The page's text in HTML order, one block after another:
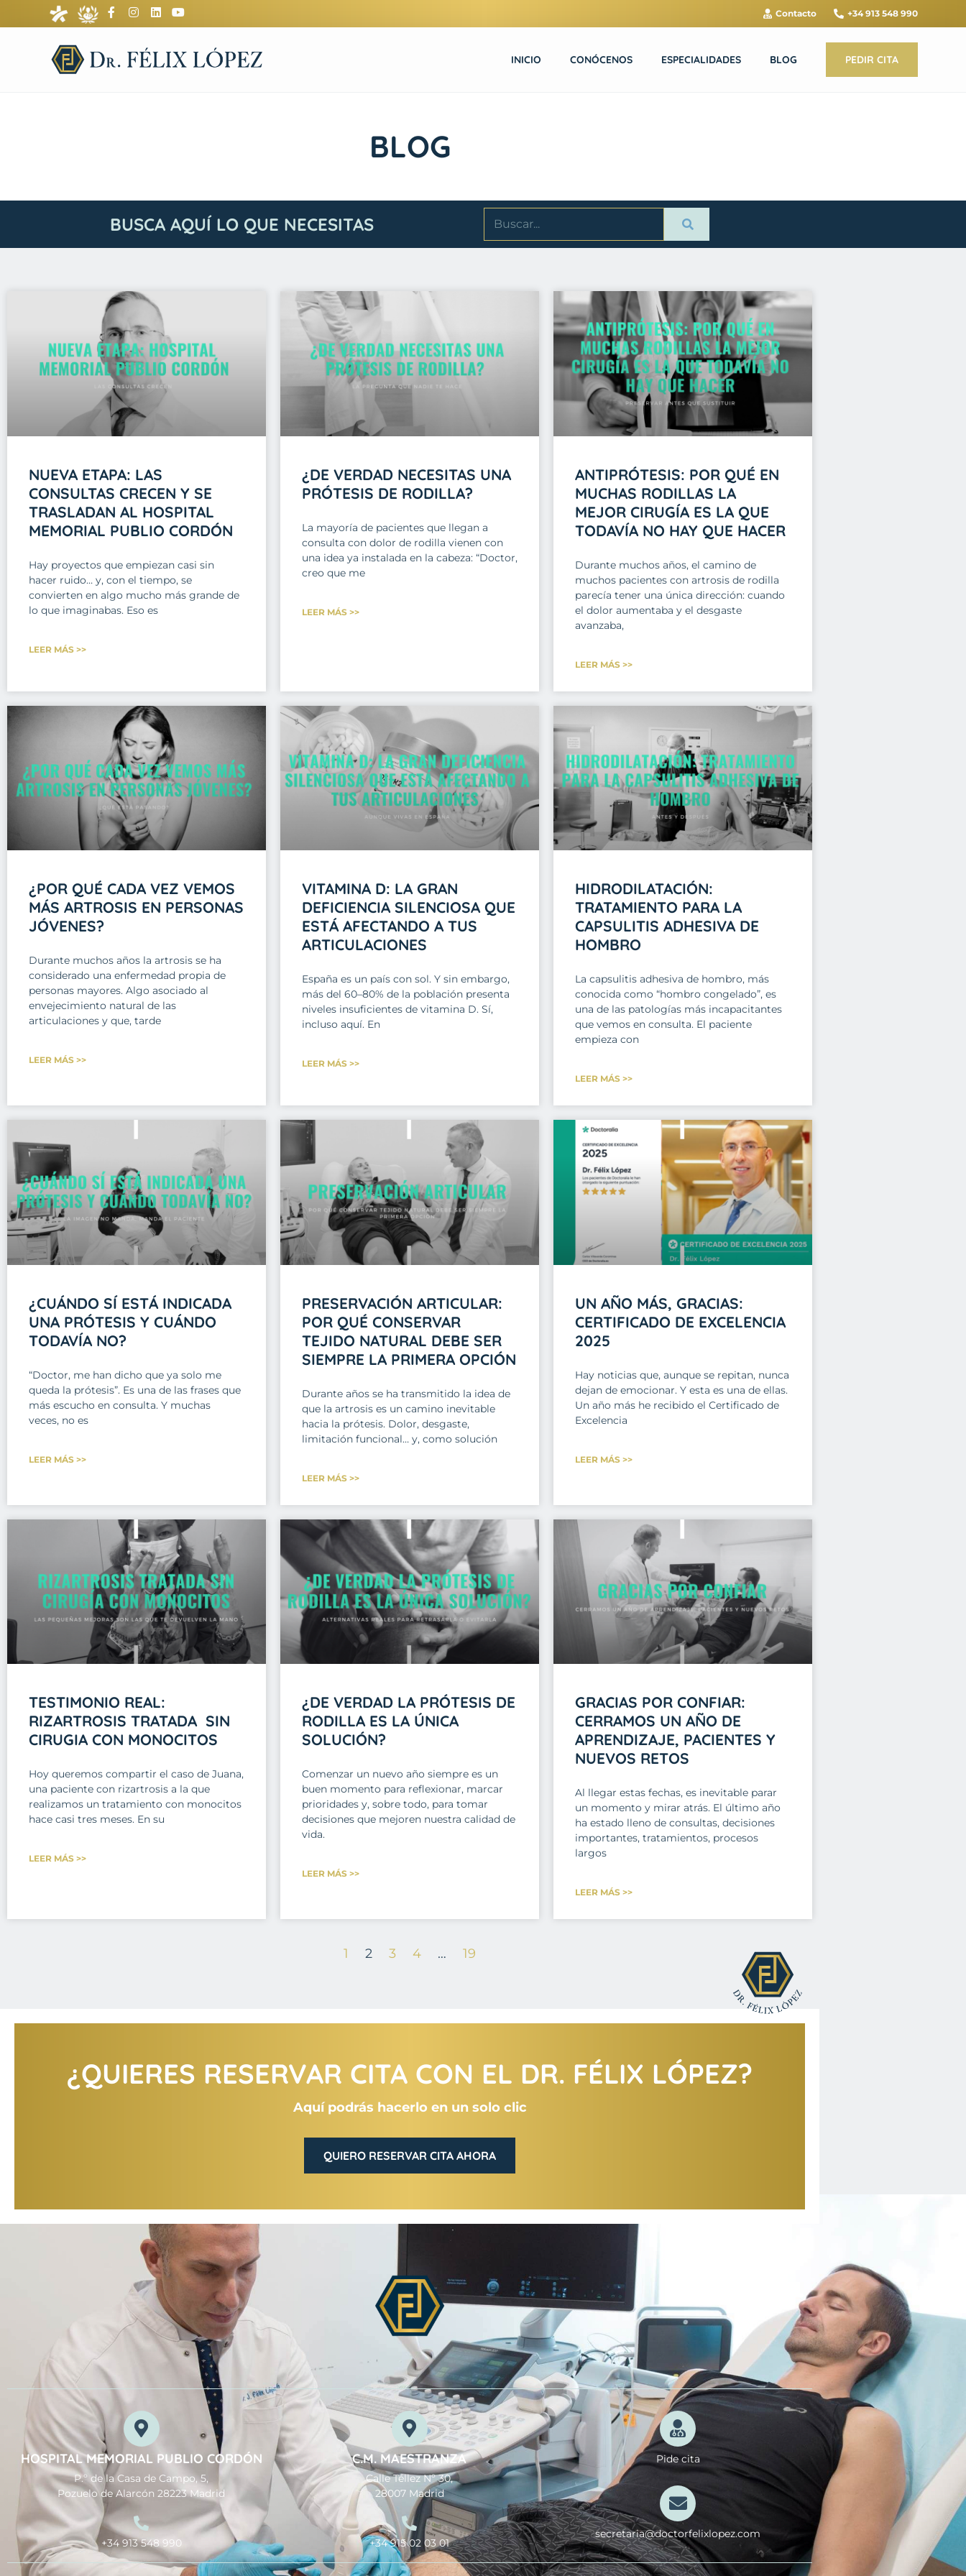
Contacto +34 913 548 990
INICIO CONÓCENOS ESPECIALIDADES BLOG PEDIR CITA
BLOG
BUSCA AQUÍ LO QUE NECESITAS
NUEVA ETAPA: LAS
CONSULTAS CRECEN Y SE
TRASLADAN AL HOSPITAL
MEMORIAL PUBLIO CORDÓN
Hay proyectos que empiezan casi sin
hacer ruido… y, con el tiempo, se
convierten en algo mucho más grande de
lo que imaginabas. Eso es
LEER MÁS >>
¿DE VERDAD NECESITAS UNA
PRÓTESIS DE RODILLA?
La mayoría de pacientes que llegan a
consulta con dolor de rodilla vienen con
una idea ya instalada en la cabeza: “Doctor,
creo que me
LEER MÁS >>
ANTIPRÓTESIS: POR QUÉ EN
MUCHAS RODILLAS LA
MEJOR CIRUGÍA ES LA QUE
TODAVÍA NO HAY QUE HACER
Durante muchos años, el camino de
muchos pacientes con artrosis de rodilla
parecía tener una única dirección: cuando
el dolor aumentaba y el desgaste
avanzaba,
LEER MÁS >>
¿POR QUÉ CADA VEZ VEMOS
MÁS ARTROSIS EN PERSONAS
JÓVENES?
Durante muchos años la artrosis se ha
considerado una enfermedad propia de
personas mayores. Algo asociado al
envejecimiento natural de las
articulaciones y que, tarde
LEER MÁS >>
VITAMINA D: LA GRAN
DEFICIENCIA SILENCIOSA QUE
ESTÁ AFECTANDO A TUS
ARTICULACIONES
España es un país con sol. Y sin embargo,
más del 60–80% de la población presenta
niveles insuficientes de vitamina D. Sí,
incluso aquí. En
LEER MÁS >>
HIDRODILATACIÓN:
TRATAMIENTO PARA LA
CAPSULITIS ADHESIVA DE
HOMBRO
La capsulitis adhesiva de hombro, más
conocida como “hombro congelado”, es
una de las patologías más incapacitantes
que vemos en consulta. El paciente
empieza con
LEER MÁS >>
¿CUÁNDO SÍ ESTÁ INDICADA
UNA PRÓTESIS Y CUÁNDO
TODAVÍA NO?
“Doctor, me han dicho que ya solo me
queda la prótesis”. Es una de las frases que
más escucho en consulta. Y muchas
veces, no es
LEER MÁS >>
PRESERVACIÓN ARTICULAR:
POR QUÉ CONSERVAR
TEJIDO NATURAL DEBE SER
SIEMPRE LA PRIMERA OPCIÓN
Durante años se ha transmitido la idea de
que la artrosis es un camino inevitable
hacia la prótesis. Dolor, desgaste,
limitación funcional… y, como solución
LEER MÁS >>
UN AÑO MÁS, GRACIAS:
CERTIFICADO DE EXCELENCIA
2025
Hay noticias que, aunque se repitan, nunca
dejan de emocionar. Y esta es una de ellas.
Un año más he recibido el Certificado de
Excelencia
LEER MÁS >>
TESTIMONIO REAL:
RIZARTROSIS TRATADA SIN
CIRUGIA CON MONOCITOS
Hoy queremos compartir el caso de Juana,
una paciente con rizartrosis a la que
realizamos un tratamiento con monocitos
hace casi tres meses. En su
LEER MÁS >>
¿DE VERDAD LA PRÓTESIS DE
RODILLA ES LA ÚNICA
SOLUCIÓN?
Comenzar un nuevo año siempre es un
buen momento para reflexionar, marcar
prioridades y, sobre todo, para tomar
decisiones que mejoren nuestra calidad de
vida.
LEER MÁS >>
GRACIAS POR CONFIAR:
CERRAMOS UN AÑO DE
APRENDIZAJE, PACIENTES Y
NUEVOS RETOS
Al llegar estas fechas, es inevitable parar
un momento y mirar atrás. El último año
ha estado lleno de consultas, decisiones
importantes, tratamientos, procesos
largos
LEER MÁS >>
1 2 3 4 … 19
¿QUIERES RESERVAR CITA CON EL DR. FÉLIX LÓPEZ?
Aquí podrás hacerlo en un solo clic
QUIERO RESERVAR CITA AHORA
HOSPITAL MEMORIAL PUBLIO CORDÓN
P.º de la Casa de Campo, 5,
Pozuelo de Alarcón 28223 Madrid
+34 913 548 990
C.M. MAESTRANZA
Calle Téllez Nº 30,
28007 Madrid
+34 915 02 03 01
Pide cita
secretaria@doctorfelixlopez.com